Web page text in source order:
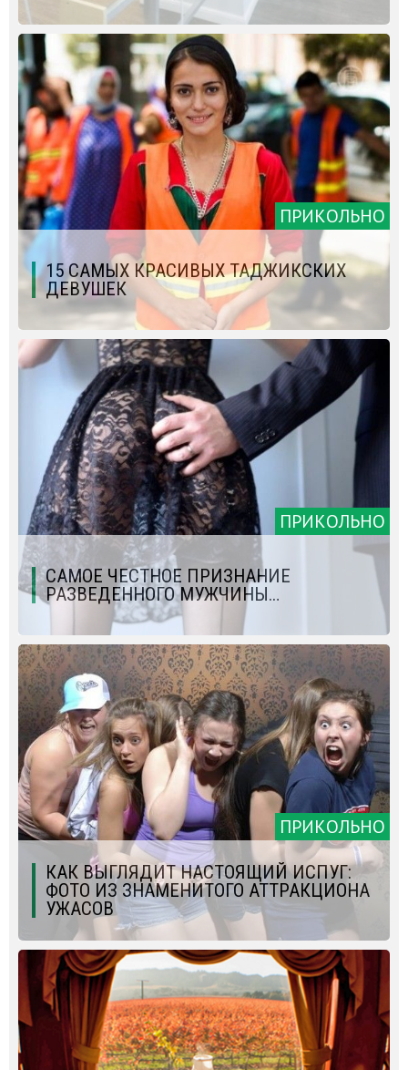
ПРИКОЛЬНО
15 САМЫХ КРАСИВЫХ ТАДЖИКСКИХ
ДЕВУШЕК
ПРИКОЛЬНО
САМОЕ ЧЕСТНОЕ ПРИЗНАНИЕ
РАЗВЕДЕННОГО МУЖЧИНЫ…
ПРИКОЛЬНО
КАК ВЫГЛЯДИТ НАСТОЯЩИЙ ИСПУГ:
ФОТО ИЗ ЗНАМЕНИТОГО АТТРАКЦИОНА
УЖАСОВ